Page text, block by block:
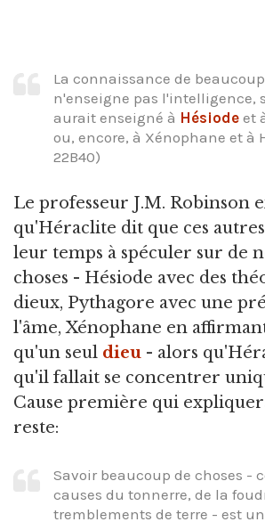
La connaissance de
n'enseigne pas l'intelligence,
aurait enseigné à Hésiode et
ou, encore, à Xénophane et à
22B40)
Le professeur J.M. Robinson
qu'Héraclite dit que ces
leur temps à spéculer sur de
choses - Hésiode avec des
dieux, Pythagore avec une
l'âme, Xénophane en
qu'un seul dieu - alors
qu'il fallait se concentrer
Cause première qui
reste:
Savoir beaucoup de choses -
causes du tonnerre, de la
tremblements de terre - est